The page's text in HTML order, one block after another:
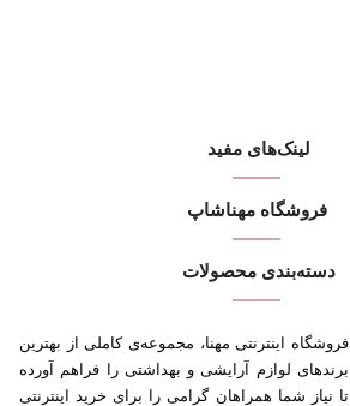
لینک‌های مفید
فروشگاه مهنا‌شاپ
دسته‌بندی محصولات
فروشگاه اینترنتی مهنا، مجموعه‌ی کاملی از بهترین
برندهای لوازم آرایشی و بهداشتی را فراهم آورده
تا نیاز شما همراهان گرامی را برای خرید اینترنتی